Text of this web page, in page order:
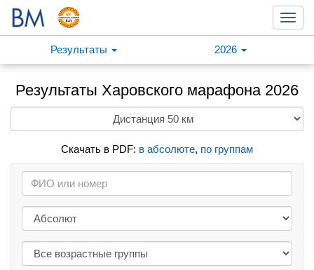
Результаты
2026
Результаты Харовского марафона 2026
Скачать в PDF: в абсолюте, по группам